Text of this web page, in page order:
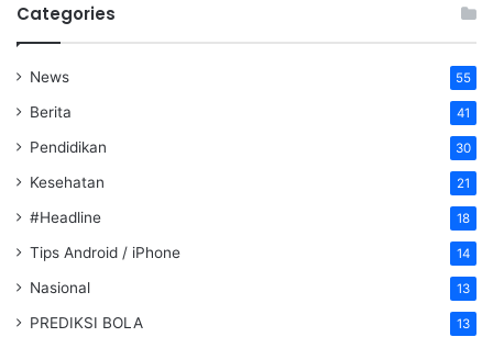
Categories
News 55
Berita 41
Pendidikan 30
Kesehatan 21
#Headline 18
Tips Android / iPhone 14
Nasional 13
PREDIKSI BOLA 13